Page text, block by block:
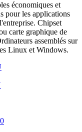
économiques et
pour les applications
Chipset
carte graphique de
assemblés sur
Linux et Windows.